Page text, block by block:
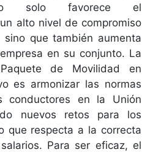
solo favorece el
alto nivel de compromiso
que también aumenta
en su conjunto. La
de Movilidad en
es armonizar las normas
en la Unión
nuevos retos para los
que respecta a la correcta
Para ser eficaz, el